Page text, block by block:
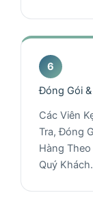
Đóng Gói
Các Viên
Tra, Đóng
Hàng
Quý Khách.